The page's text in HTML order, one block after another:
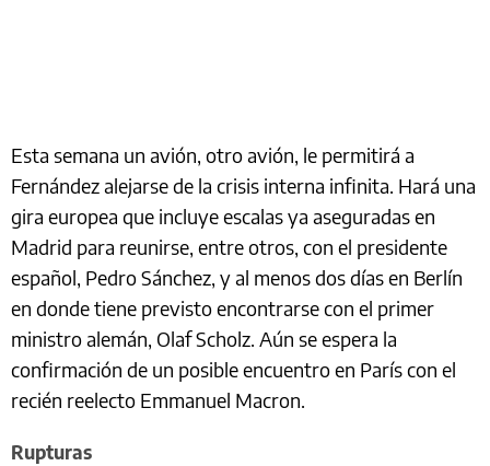
Esta semana un avión, otro avión, le permitirá a
Fernández alejarse de la crisis interna infinita. Hará una
gira europea que incluye escalas ya aseguradas en
Madrid para reunirse, entre otros, con el presidente
español, Pedro Sánchez, y al menos dos días en Berlín
en donde tiene previsto encontrarse con el primer
ministro alemán, Olaf Scholz. Aún se espera la
confirmación de un posible encuentro en París con el
recién reelecto Emmanuel Macron.
Rupturas